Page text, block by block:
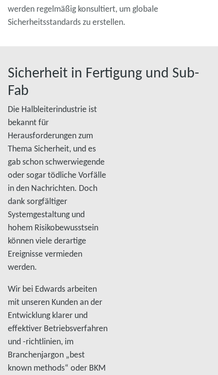
werden regelmäßig konsultiert, um globale
Sicherheitsstandards zu erstellen.
Sicherheit in Fertigung und Sub-
Fab
Die Halbleiterindustrie ist
bekannt für
Herausforderungen zum
Thema Sicherheit, und es
gab schon schwerwiegende
oder sogar tödliche Vorfälle
in den Nachrichten. Doch
dank sorgfältiger
Systemgestaltung und
hohem Risikobewusstsein
können viele derartige
Ereignisse vermieden
werden.
Wir bei Edwards arbeiten
mit unseren Kunden an der
Entwicklung klarer und
effektiver Betriebsverfahren
und -richtlinien, im
Branchenjargon „best
known methods“ oder BKM